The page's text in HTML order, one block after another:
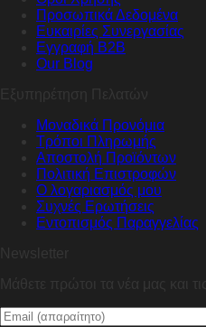
Προσωπικά Δεδομένα
Ευκαιρίες Συνεργασίας
Εγγραφή B2B
Our Blog
Εξυπηρέτηση Πελατών
Μοναδικά Προνόμια
Τρόποι Πληρωμής
Αποστολή Προϊόντων
Πολιτική Επιστροφών
Ο λογαριασμός μου
Συχνές Ερωτήσεις
Εντοπισμός Παραγγελίας
Newsletter
Μάθετε πρώτοι τα νέα μας και